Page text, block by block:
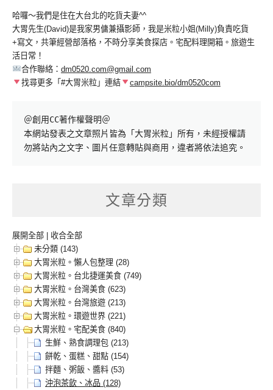
哈囉～我們是住在大台北的吃貨夫妻^^
大胃先生(David)是我家男傭兼攝影師，我是米粒小姐(Milly)負責吃貨
+寫文，共筆經營部落格，不時分享美食探店。宅配料理開箱。旅遊生
活日常！
合作聯絡： dm0520.com@gmail.com
找尋更多「#大胃米粒」連結
campsite.bio/dm0520com
＠創用CC著作權聲明＠
本網站發表之文章照片皆為「大胃米粒」所有，未經授權請
勿將站內之文字、圖片任意轉貼與商用，違者將依法追究。
文章分類
展開全部 | 收合全部
未分類 (143)
大胃米粒。懶人包整理 (28)
大胃米粒。台北捷運美食 (749)
大胃米粒。台灣美食 (623)
大胃米粒。台灣旅遊 (213)
大胃米粒。環遊世界 (221)
大胃米粒。宅配美食 (840)
生鮮、熟食調理包 (213)
餅乾、蛋糕、甜點 (154)
拌麵、粥飯、醬料 (53)
沖泡茶飲、冰品 (128)